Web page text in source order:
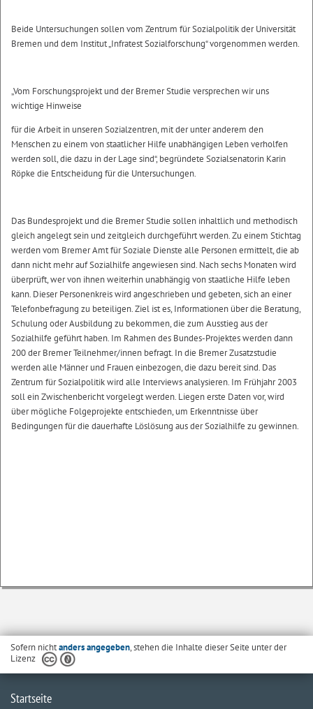
Beide Untersuchungen sollen vom Zentrum für Sozialpolitik der Universität
Bremen und dem Institut „Infratest Sozialforschung“ vorgenommen werden.
„Vom Forschungsprojekt und der Bremer Studie versprechen wir uns
wichtige Hinweise
für die Arbeit in unseren Sozialzentren, mit der unter anderem den
Menschen zu einem von staatlicher Hilfe unabhängigen Leben verholfen
werden soll, die dazu in der Lage sind“, begründete Sozialsenatorin Karin
Röpke die Entscheidung für die Untersuchungen.
Das Bundesprojekt und die Bremer Studie sollen inhaltlich und methodisch
gleich angelegt sein und zeitgleich durchgeführt werden. Zu einem Stichtag
werden vom Bremer Amt für Soziale Dienste alle Personen ermittelt, die ab
dann nicht mehr auf Sozialhilfe angewiesen sind. Nach sechs Monaten wird
überprüft, wer von ihnen weiterhin unabhängig von staatliche Hilfe leben
kann. Dieser Personenkreis wird angeschrieben und gebeten, sich an einer
Telefonbefragung zu beteiligen. Ziel ist es, Informationen über die Beratung,
Schulung oder Ausbildung zu bekommen, die zum Ausstieg aus der
Sozialhilfe geführt haben. Im Rahmen des Bundes-Projektes werden dann
200 der Bremer Teilnehmer/innen befragt. In die Bremer Zusatzstudie
werden alle Männer und Frauen einbezogen, die dazu bereit sind. Das
Zentrum für Sozialpolitik wird alle Interviews analysieren. Im Frühjahr 2003
soll ein Zwischenbericht vorgelegt werden. Liegen erste Daten vor, wird
über mögliche Folgeprojekte entschieden, um Erkenntnisse über
Bedingungen für die dauerhafte Löslösung aus der Sozialhilfe zu gewinnen.
Sofern nichtanders angegeben, stehen die Inhalte dieser Seite unter der
Lizenz
Startseite